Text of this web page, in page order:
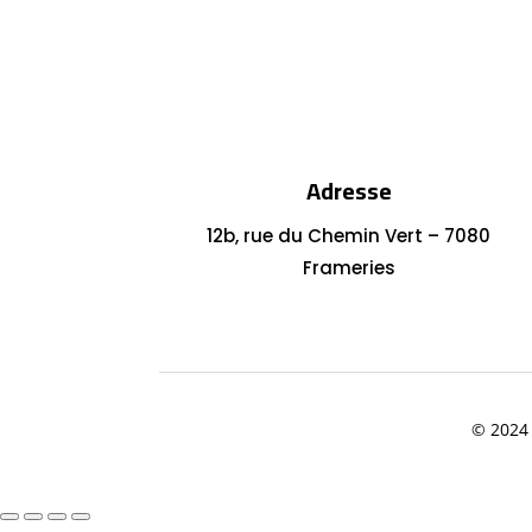
Adresse
12b, rue du Chemin Vert – 7080
Frameries
© 2024